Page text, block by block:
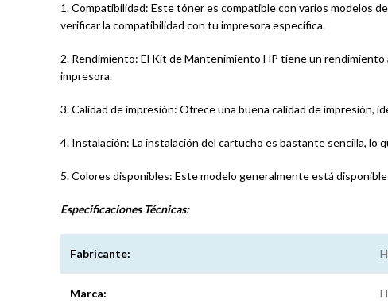
1. Compatibilidad: Este tóner es compatible con varios modelos
verificar la compatibilidad con tu impresora específica.
2. Rendimiento: El Kit de Mantenimiento HP tiene un
impresora.
3. Calidad de impresión: Ofrece una buena calidad de impresión,
4. Instalación: La instalación del cartucho es bastante sencilla, lo
5. Colores disponibles: Este modelo generalmente está
Especificaciones Técnicas:
Fabricante:
Marca: